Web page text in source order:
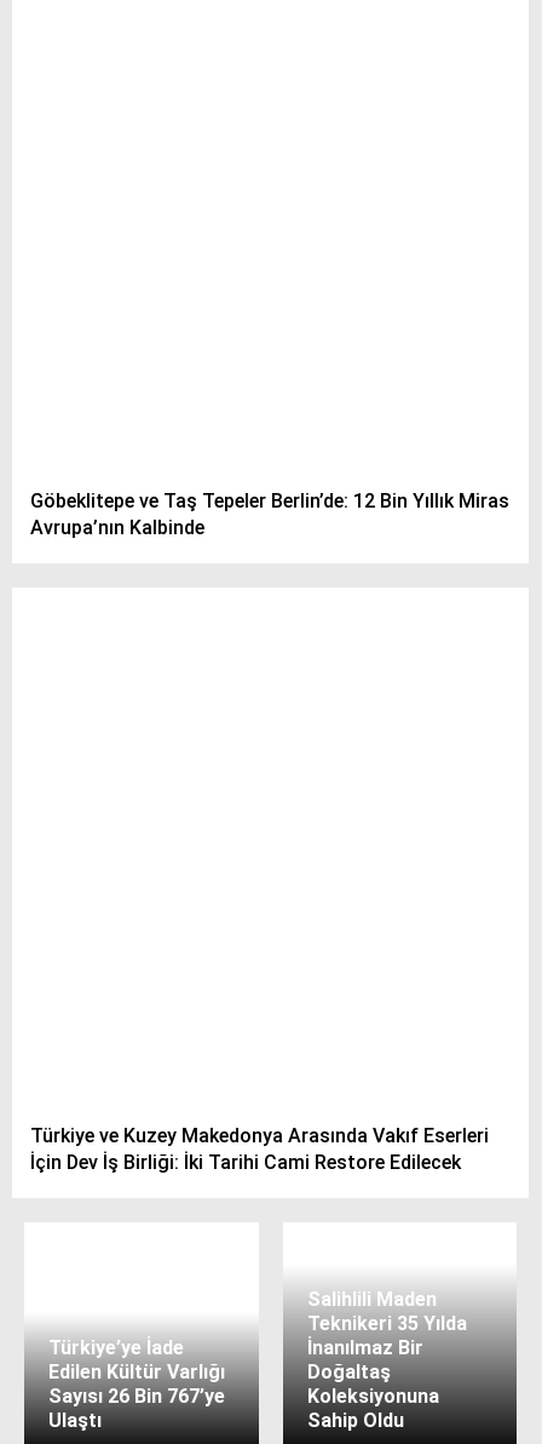
Göbeklitepe ve Taş Tepeler Berlin’de: 12 Bin Yıllık Miras
Avrupa’nın Kalbinde
Türkiye ve Kuzey Makedonya Arasında Vakıf Eserleri
İçin Dev İş Birliği: İki Tarihi Cami Restore Edilecek
Türkiye’ye İade
Edilen Kültür Varlığı
Sayısı 26 Bin 767’ye
Ulaştı
Salihlili Maden
Teknikeri 35 Yılda
İnanılmaz Bir
Doğaltaş
Koleksiyonuna
Sahip Oldu